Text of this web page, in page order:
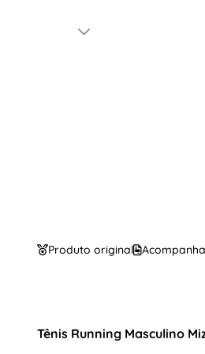
Produto original
Tênis Running Masculino